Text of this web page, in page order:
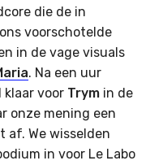
die de in
voorschotelde
in de vage visuals
. Na een uur
voor Trym in de
onze mening een
af. We wisselden
in voor Le Labo